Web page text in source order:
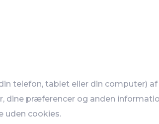
telefon, tablet eller din computer)
præferencer og anden
uden cookies.